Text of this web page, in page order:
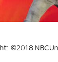
©2018